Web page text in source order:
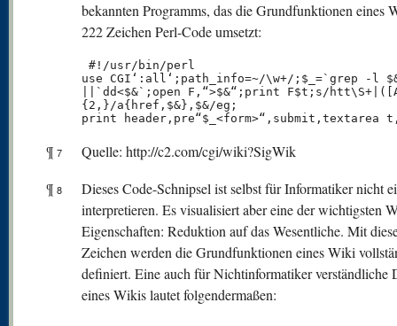
bekannten Programms, das die Grundfunktionen eines
222 Zeichen Perl-Code umsetzt:
#!/usr/bin/perl
use CGI‘:all‘;path_info=~/\w+/;$_=`grep -l
||`dd<$&`;open F,“>$&“;print F$t;s/
{2,}/a{href,$&},$&/eg;
print header,pre“$_<form>“,submit,textarea
¶ 7
Quelle: http://c2.com/cgi/wiki?SigWik
¶ 8
Dieses Code-Schnipsel ist selbst für Informatiker nicht
interpretieren. Es visualisiert aber eine der wichtigsten
Eigenschaften: Reduktion auf das Wesentliche. Mit
Zeichen werden die Grundfunktionen eines Wiki
definiert. Eine auch für Nichtinformatiker verständliche
eines Wikis lautet folgendermaßen: